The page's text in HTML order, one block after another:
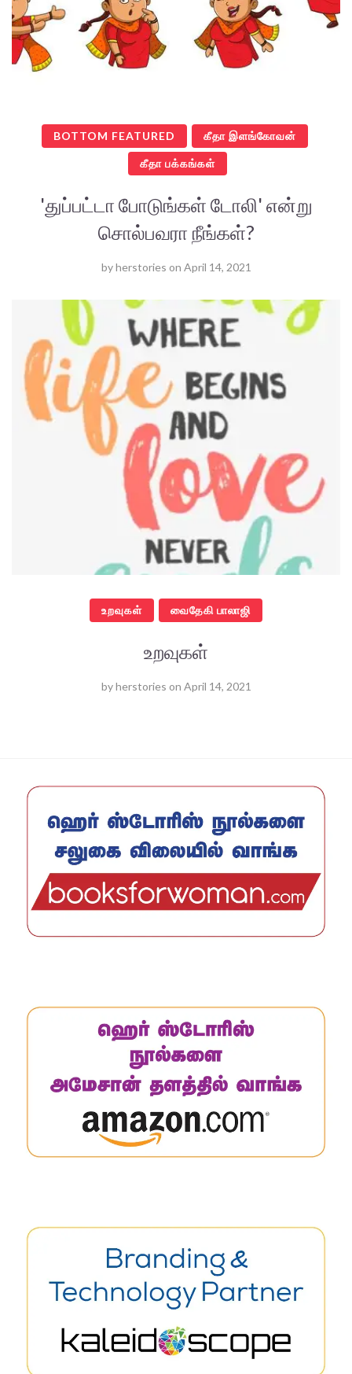
BOTTOM FEATURED கீதா இளங்கோவன்
கீதா பக்கங்கள்
'துப்பட்டா போடுங்கள் டோலி' என்று
சொல்பவரா நீங்கள்?
byherstories on April 14, 2021
உறவுகள் வைதேகி பாலாஜி
உறவுகள்
byherstories on April 14, 2021